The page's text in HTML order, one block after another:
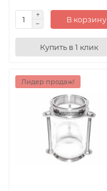
В корзину
Купить в 1 клик
Лидер продаж!